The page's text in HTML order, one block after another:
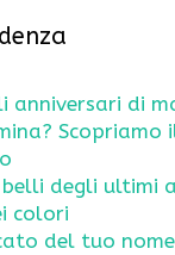
anniversari di
Scopriamo
degli ultimi
colori
del tuo